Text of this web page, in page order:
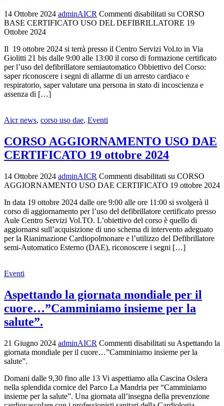
14 Ottobre 2024 adminAICR Commenti disabilitati su CORSO
BASE CERTIFICATO USO DEL DEFIBRILLATORE 19
Ottobre 2024
Il 19 ottobre 2024 si terrà presso il Centro Servizi Vol.to in Via
Giolitti 21 bis dalle 9:00 alle 13:00 il corso di formazione certificato
per l’uso del defibrillatore semiautomatico Obbiettivo del Corso:
saper riconoscere i segni di allarme di un arresto cardiaco e
respiratorio, saper valutare una persona in stato di incoscienza e
assenza di […]
Aicr news, corso uso dae, Eventi
CORSO AGGIORNAMENTO USO DAE
CERTIFICATO 19 ottobre 2024
14 Ottobre 2024 adminAICR Commenti disabilitati su CORSO
AGGIORNAMENTO USO DAE CERTIFICATO 19 ottobre 2024
In data 19 ottobre 2024 dalle ore 9:00 alle ore 11:00 si svolgerà il
corso di aggiornamento per l’uso del defibrillatore certificato presso
Aule Centro Servizi Vol.TO. L’obiettivo del corso è quello di
aggiornarsi sull’acquisizione di uno schema di intervento adeguato
per la Rianimazione Cardiopolmonare e l’utilizzo del Defibrillatore
semi-Automatico Esterno (DAE), riconoscere i segni […]
Eventi
Aspettando la giornata mondiale per il
cuore…”Camminiamo insieme per la
salute”.
21 Giugno 2024 adminAICR Commenti disabilitati su Aspettando la
giornata mondiale per il cuore…”Camminiamo insieme per la
salute”.
Domani dalle 9,30 fino alle 13 Vi aspettiamo alla Cascina Oslera
nella splendida cornice del Parco La Mandria per “Camminiamo
insieme per la salute”. Una giornata all’insegna della prevenzione